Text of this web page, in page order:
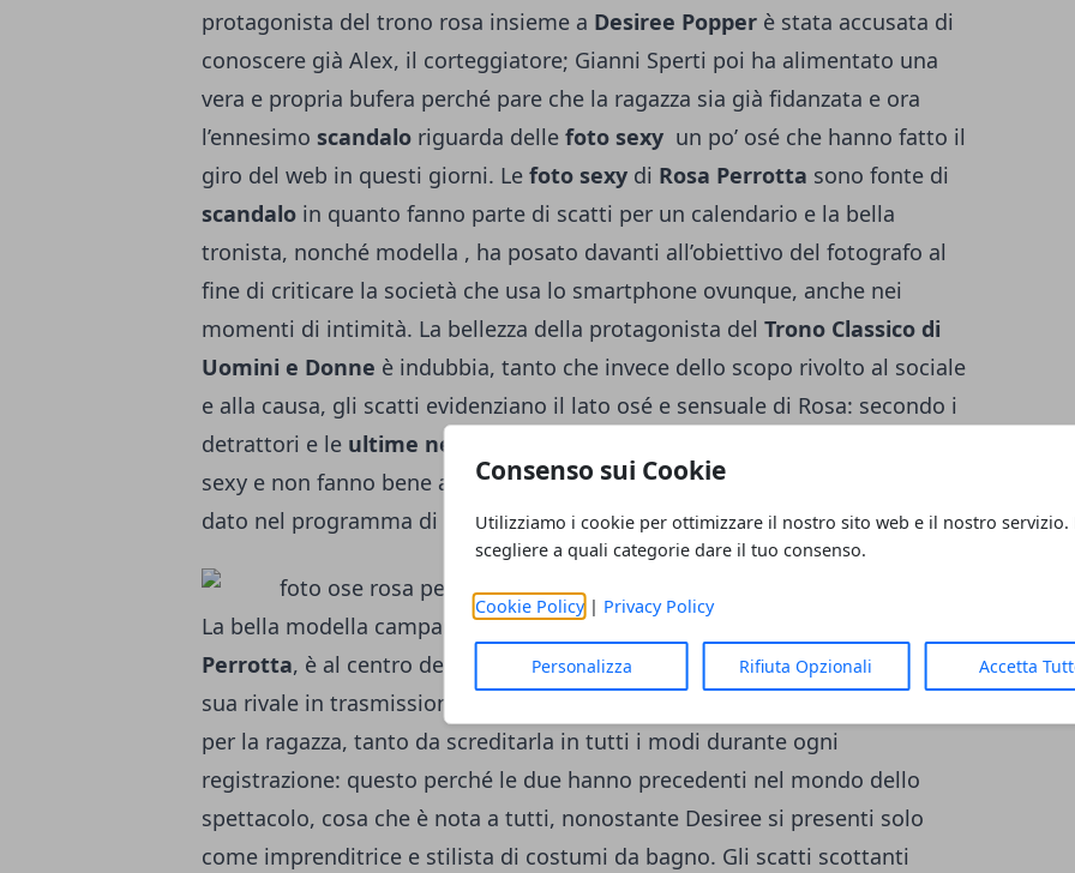
Consenso sui Cookie
Utilizziamo i cookie per ottimizzare il nostro sito web e il nostro servizio.
scegliere a quali categorie dare il tuo consenso.
Cookie Policy| Privacy Policy
Personalizza Rifiuta Opzionali Accetta
protagonista del trono rosa insieme a Desiree Popper è stata accusata di
conoscere già Alex, il corteggiatore; Gianni Sperti poi ha alimentato una
vera e propria bufera perché pare che la ragazza sia già fidanzata e ora
l’ennesimo scandalo riguarda delle foto sexy un po’ osé che hanno fatto il
giro del web in questi giorni. Le foto sexy di Rosa Perrotta sono fonte di
scandalo in quanto fanno parte di scatti per un calendario e la bella
tronista, nonché modella , ha posato davanti all’obiettivo del fotografo al
fine di criticare la società che usa lo smartphone ovunque, anche nei
momenti di intimità. La bellezza della protagonista del Trono Classico di
Uomini e Donne è indubbia, tanto che invece dello scopo rivolto al sociale
e alla causa, gli scatti evidenziano il lato osé e sensuale di Rosa: secondo i
detrattori e le ultime news di gossip
sexy e non fanno bene all’immagine della ragazza pulita e perbene che ha
dato nel programma di Maria De Filippi.
La bella modella campana, nonché protagonista del
Perrotta, è al centro dello scandaloper alcune foto sexy e a gioirne è la
sua rivale in trasmissione Desiree Popper, la quale ha una palese antipatia
per la ragazza, tanto da screditarla in tutti i modi durante ogni
registrazione: questo perché le due hanno precedenti nel mondo dello
spettacolo, cosa che è nota a tutti, nonostante Desiree si presenti solo
come imprenditrice e stilista di costumi da bagno. Gli scatti scottanti